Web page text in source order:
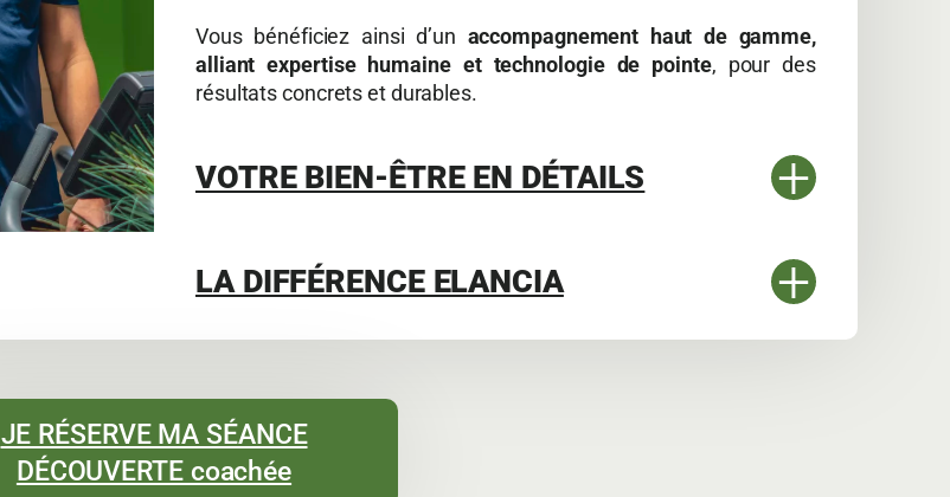
Vous bénéficiez ainsi d’un accompagnement haut de gamme,
alliant expertise humaine et technologie de pointe, pour des
résultats concrets et durables.
VOTRE BIEN-ÊTRE EN DÉTAILS +
LA DIFFÉRENCE ELANCIA +
JE RÉSERVE MA SÉANCE
DÉCOUVERTE coachée